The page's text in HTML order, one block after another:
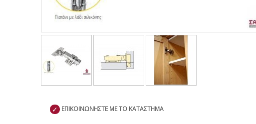
✓ ΕΠΙΚΟΙΝΩΝΗΣΤΕ ΜΕ ΤΟ ΚΑΤΑΣΤΗΜΑ